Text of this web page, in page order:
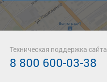
Техническая поддержка сайта
8 800 600-03-38